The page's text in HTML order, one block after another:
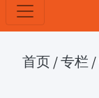
首页 /专栏 /